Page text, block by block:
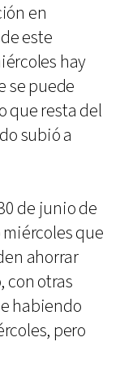
en
este
hay
se puede
que resta del
subió a
de junio de
que
ahorrar
con otras
habiendo
pero